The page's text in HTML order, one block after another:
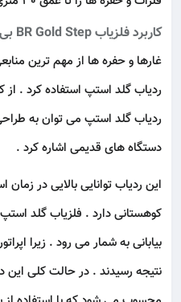
کاربرد فلزیاب BR Gold Step بی آر گلد استپ
غارها و حفره ها از مهم ترین
ردیاب گلد استپ استفاده کرد . از
ردیاب گلد استپ می توان به
دستگاه های قدیمی اشاره کرد .
این ردیاب توانایی بالایی در
کوهستانی دارد . فلزیاب گلد
بیابانی به شمار می رود . زیرا
نتیجه رسیدند . در حالت کلی این